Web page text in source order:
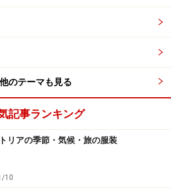
他のテーマも見る
記事ランキング
リアの季節・気候・旅の服装
10